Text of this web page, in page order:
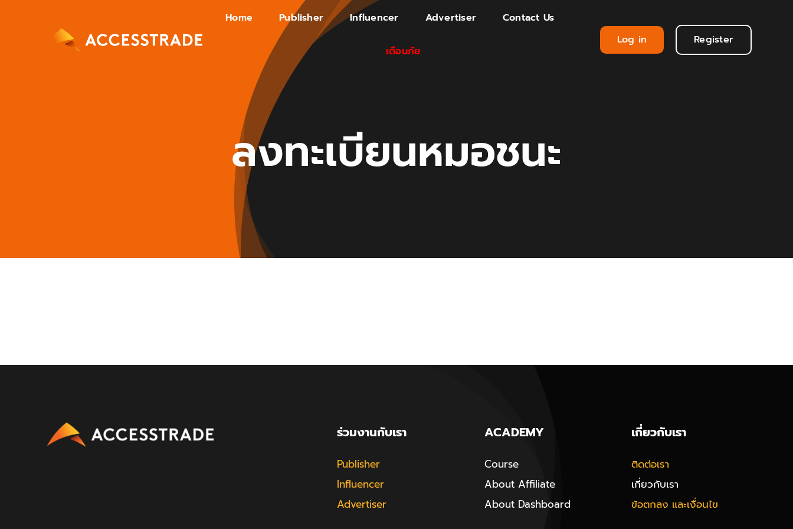
Home Publisher Influencer Advertiser Contact Us
เตือนภัย
Log in Register
ลงทะเบียนหมอชนะ
ร่วมงานกับเรา
Publisher
Influencer
Advertiser
ACADEMY
Course
About Affiliate
About Dashboard
เกี่ยวกับเรา
ติดต่อเรา
เกี่ยวกับเรา
ข้อตกลง และเงื่อนไข